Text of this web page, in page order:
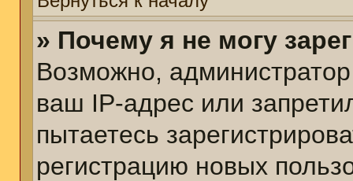
» Почему я не могу
Возможно,
ваш IP-адрес или
пытаетесь
регистрацию новых